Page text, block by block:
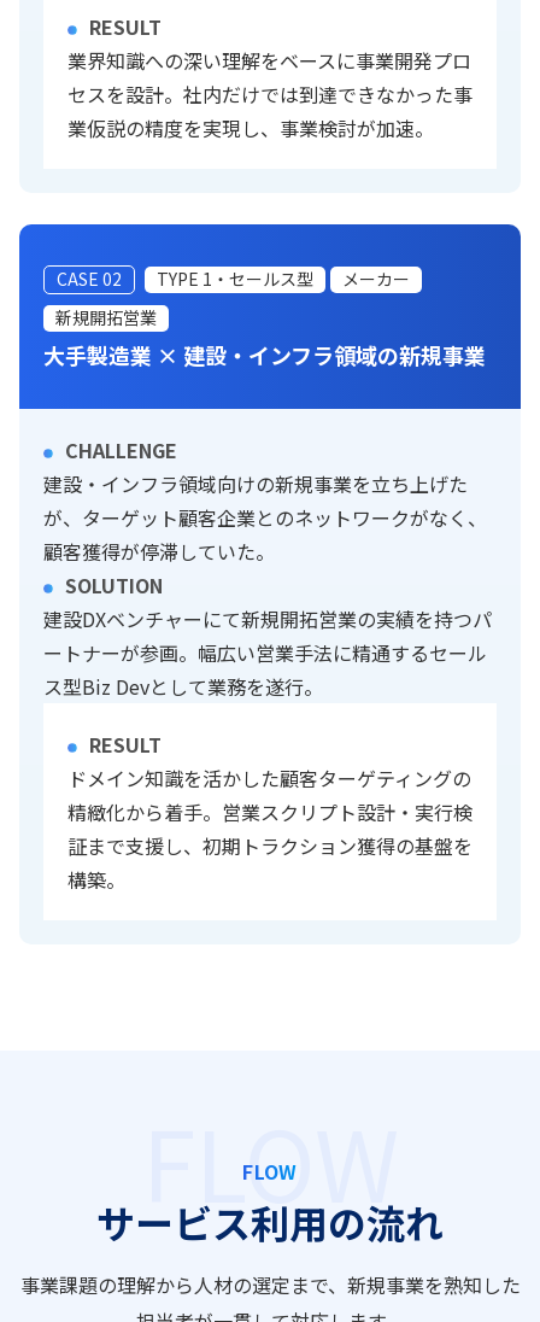
RESULT
業界知識への深い理解をベースに事業開発プロ
セスを設計。社内だけでは到達できなかった事
業仮説の精度を実現し、事業検討が加速。
CASE 02 TYPE 1・セールス型
メーカー
新規開拓営業
大手製造業 × 建設・インフラ領域の新規事業
CHALLENGE
建設・インフラ領域向けの新規事業を立ち上げた
が、ターゲット顧客企業とのネットワークがなく、
顧客獲得が停滞していた。
SOLUTION
建設DXベンチャーにて新規開拓営業の実績を持つパ
ートナーが参画。幅広い営業手法に精通するセール
ス型Biz Devとして業務を遂行。
RESULT
ドメイン知識を活かした顧客ターゲティングの
精緻化から着手。営業スクリプト設計・実行検
証まで支援し、初期トラクション獲得の基盤を
構築。
FLOW
サービス利用の流れ
事業課題の理解から人材の選定まで、新規事業を熟知した